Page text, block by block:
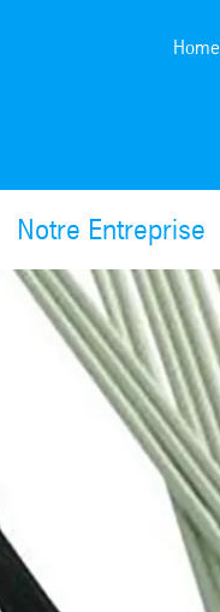
Home
Notre Entreprise